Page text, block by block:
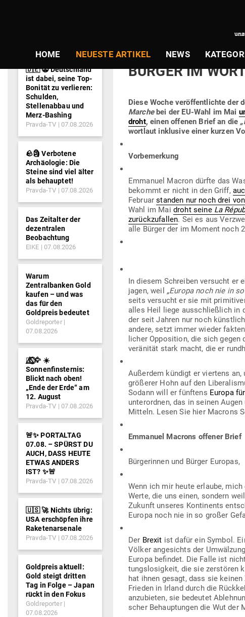
HOME NEUESTE ARTIKEL NEWS
in
MACRONS
BÜRGER IM
Diese Woche ver­öf­fent­lichte der
Marchebei der EU-Wahl im Mai
droht, einen offenen Brief an die
wortlaut inklusive einer kurzen
Vor­be­merkung
Emmanuel Macron dürfte das
bekommt er nicht in den Griff,
Februarstanden nur noch drei
Wahl im Mai droht seine La
zurück­zu­fallen. Sei es aus
alle Bürger der im Moment noch
In diesem Schreiben ver­sucht er
jagen, weil „Europa noch nie in
seits ver­sucht er sie mit
alles Heil liege aus­schließlich in
der seit Jahren nur noch
andere, setzt immer wieder
licher Oppo­sition, die sich
ve­rä­nität stark macht, die er
Außerdem kündigt er viertens
grö­ßerer Hohn auf den
Sodann will er fünftens Europa
unter­ordnen, das in seinen
Mitteln. Lesen Sie hier Macrons
Emmanuel Macrons offener Brief
Bür­ge­rinnen und Bürger Europas,
Wenn ich mir heute erlaube,
Werte, die uns einen, sondern
Zukunft unseres Kon­ti­nents
Europa noch nie in so großer
Der Brexit ist dafür ein Symbol.
Völker ange­sichts der
Europa befindet. Die Falle ist
tungs­lo­sigkeit, die sie zer­stören
hat ihnen gesagt, dass sie
Frieden in Irland durch die
anzu­bieten, sie bedeutet
scher Behaup­tungen die Wut der
🇩🇪 🤡 Deutschland
ist dabei, seine Top-
Bonität zu verlieren:
Schulden,
Stellenabbau und
Merz-Bashing
Pravda-TV 07.08.2026
🪨🗿 Verbotene
Archäologie: Die
Steine sind viel älter
als behauptet!
Pravda-TV 07.08.2026
Das Zeitalter der
dezentralen
Beobachtung
EIKE 07.08.2026
Warum
Zentralbanken Gold
kaufen – und was
das für den
Goldpreis bedeutet
Goldreporter
07.08.2026
🐦‍🔥⃤⃟⃝🦅 ☀️
Sonnenfinsternis:
Blickt nach oben!
„Ende der Erde“ am
12. August
Pravda-TV 07.08.2026
🚨✨ PORTALTAG
07.08. – SPÜRST DU
AUCH, DASS HEUTE
ETWAS ANDERS
IST? ✨🚨
Pravda-TV 07.08.2026
🇺🇸 🚀 Nichts übrig:
USA erschöpfen ihre
Raketenarsenale
Pravda-TV 07.08.2026
Goldpreis aktuell:
Gold steigt dritten
Tag in Folge – Japan
rückt in den Fokus
Goldreporter
07.08.2026